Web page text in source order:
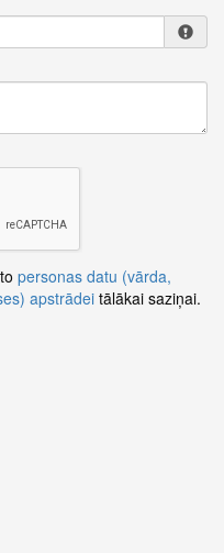
personas datu (vārda,
apstrādei tālākai saziņai.